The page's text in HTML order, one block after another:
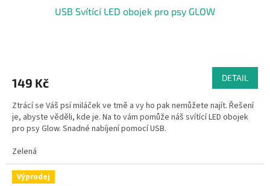
USB Svítící LED obojek pro psy GLOW
149 Kč DETAIL
Ztrácí se Váš psí miláček ve tmě a vy ho pak nemůžete najít. Řešení
je, abyste věděli, kde je. Na to vám pomůže náš svítící LED obojek
pro psy Glow. Snadné nabíjení pomocí USB.
Zelená
Výprodej